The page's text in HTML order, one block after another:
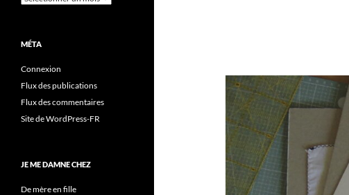
MÉTA
Connexion
Flux des publications
Flux des commentaires
Site de WordPress-FR
JE ME DAMNE CHEZ
De mère en fille